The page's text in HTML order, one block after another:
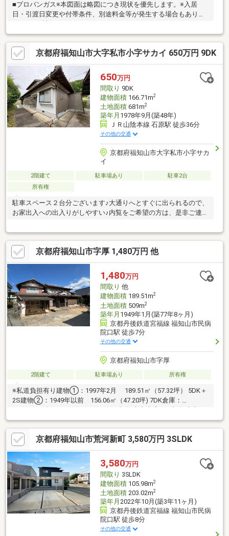
■プロパンガス※本図面は略図につき現状を優先します。※入居
日・引渡日変更や付帯条件、別途料金等が発生する場合もありま
京都府福知山市大字私市小字サカイ 650万円 9DK
650万円
間取り 9DK
建物面積166.71m2
土地面積681m2
築年月 1978年9月(築48年)
ＪＲ山陰本線 石原駅 徒歩36分
その他の交通
京都府福知山市大字私市小字サカ
イ
2階建て 駐車場あり
駐車2台
所有権
駐車スペース２台分ございます♪大通りへとすぐに出られるので、
お家出入への出入りがしやすい♪内覧をご希望の方は、是非ご連絡
京都府福知山市字厚 1,480万円 他
1,480万円
間取り 他
建物面積189.51m2
土地面積509m2
築年月 1949年1月(築77年8ヶ月)
京都丹後鉄道宮福線 福知山市民病
院口駅 徒歩7分
その他の交通
京都府福知山市字厚
2階建て 駐車場あり 所有権
※私道負担有り建物①：1997年2月 189.51㎡（57.32坪） 5DK＋
2S建物②：1949年以前 156.06㎡（47.20坪) 7DK倉庫：
綾部市を中心に、地域密着ナンバー１を目指しています！○家を
買いたい・売りたい・リフォームしたいお客様にたくさんの情報
を迅速に提供いたします！○物件情報・住宅ローンetc...どんな事
でもお気軽にご相談ください！○見るだけOK!聞くだけOK!ご相談
は無料です！ご来店、お問い合わせをお待ちしております♪
京都府福知山市荒河新町 3,580万円 3SLDK
3,580万円
間取り 3SLDK
建物面積105.98m2
土地面積203.02m2
築年月 2022年10月(築3年11ヶ月)
京都丹後鉄道宮福線 福知山市民病
院口駅 徒歩8分
その他の交通